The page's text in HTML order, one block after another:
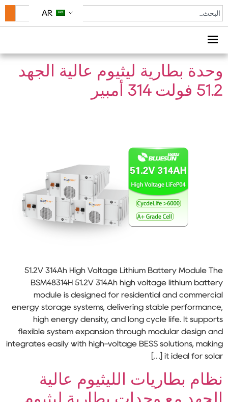
الوسم:بطارية ليثيوم
عالية الجهد العالي
وحدة بطارية ليثيوم عالية الجهد
51.2 فولت 314 أمبير
51.2V 314Ah High Voltage Lithium Battery Module The
BSM48314H 51.2V 314Ah high voltage lithium battery
module is designed for residential and commercial
energy storage systems, delivering stable performance,
high energy density, and long cycle life. It supports
flexible system expansion through modular design and
integrates easily with high-voltage BESS solutions, making
it ideal for solar […]
نظام بطاريات الليثيوم عالية
الجهد مع وحدات بطارية ليثيوم